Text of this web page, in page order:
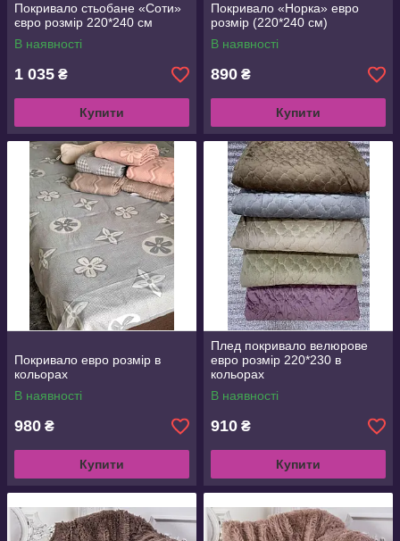
Покривало стьобане «Соти»
євро розмір 220*240 см
В наявності
1 035 ₴
Купити
Покривало «Норка» евро
розмір (220*240 см)
В наявності
890 ₴
Купити
Покривало евро розмір в
кольорах
В наявності
980 ₴
Купити
Плед покривало велюрове
евро розмір 220*230 в
кольорах
В наявності
910 ₴
Купити